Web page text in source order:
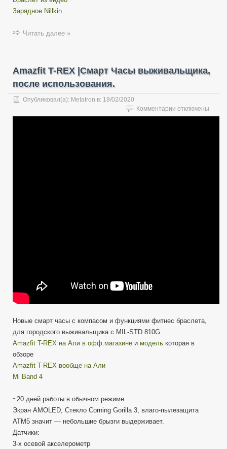
Зарядное Nillkin
Читать далее »
Amazfit T-REX |Смарт Часы выживальщика,
после использования.
Опубликовал(а): Metatron в: 18/02/2020
Комментарии к
записи
отключены
Новые смарт часы с компасом и функциями фитнес браслета,
для городского выживальщика с MIL-STD 810G.
Amazfit T-REX на Али в офф.магазине и модель которая в
обзоре
Amazfit T-REX вообще на Али
Mi Band 4
~20 дней работы в обычном режиме.
Экран AMOLED, Стекло Corning Gorilla 3, влаго-пылезащита
ATM5 значит — небольшие брызги выдерживает.
Датчики:
3-х осевой акселерометр